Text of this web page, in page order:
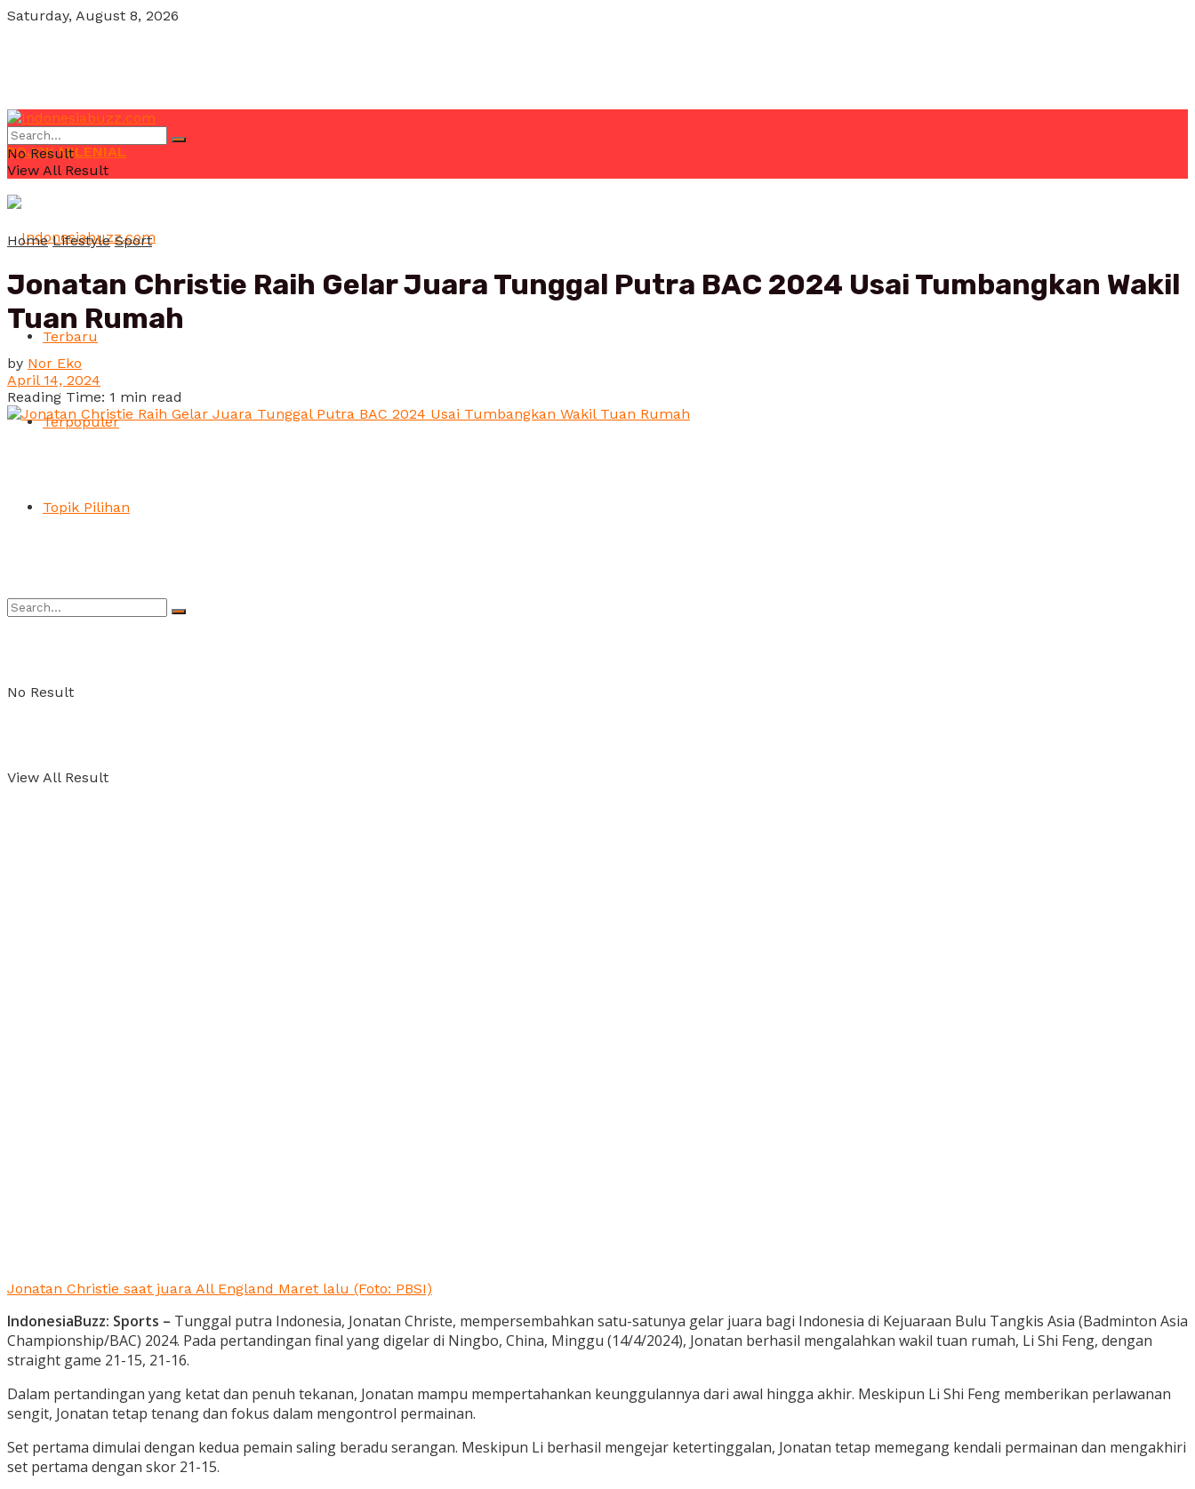
Saturday, August 8, 2026
POJOK MILENIAL
Terbaru
Terpopuler
Topik Pilihan
No Result
View All Result
No Result
View All Result
Home Lifestyle Sport
Jonatan Christie Raih Gelar Juara Tunggal Putra BAC 2024 Usai Tumbangkan Wakil
Tuan Rumah
by Nor Eko
April 14, 2024
Reading Time: 1 min read
Jonatan Christie saat juara All England Maret lalu (Foto: PBSI)
IndonesiaBuzz: Sports – Tunggal putra Indonesia, Jonatan Christe, mempersembahkan satu-satunya gelar juara bagi Indonesia di Kejuaraan Bulu Tangkis Asia (Badminton Asia
Championship/BAC) 2024. Pada pertandingan final yang digelar di Ningbo, China, Minggu (14/4/2024), Jonatan berhasil mengalahkan wakil tuan rumah, Li Shi Feng, dengan
straight game 21-15, 21-16.
Dalam pertandingan yang ketat dan penuh tekanan, Jonatan mampu mempertahankan keunggulannya dari awal hingga akhir. Meskipun Li Shi Feng memberikan perlawanan
sengit, Jonatan tetap tenang dan fokus dalam mengontrol permainan.
Set pertama dimulai dengan kedua pemain saling beradu serangan. Meskipun Li berhasil mengejar ketertinggalan, Jonatan tetap memegang kendali permainan dan mengakhiri
set pertama dengan skor 21-15.